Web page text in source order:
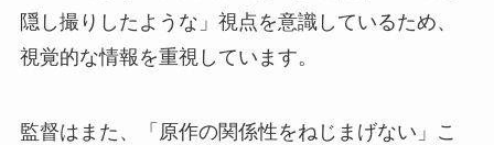
隠し撮りしたような」視点を意識しているため、
視覚的な情報を重視しています。
監督はまた、「原作の関係性をねじまげない」こ